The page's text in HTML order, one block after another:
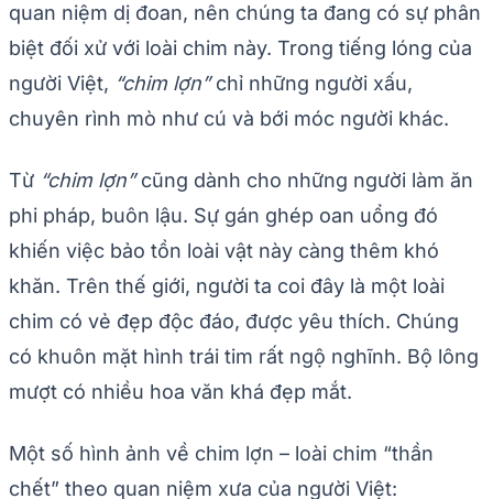
quan niệm dị đoan, nên chúng ta đang có sự phân
biệt đối xử với loài chim này. Trong tiếng lóng của
người Việt, “chim lợn”chỉ những người xấu,
chuyên rình mò như cú và bới móc người khác.
Từ “chim lợn”cũng dành cho những người làm ăn
phi pháp, buôn lậu. Sự gán ghép oan uổng đó
khiến việc bảo tồn loài vật này càng thêm khó
khăn. Trên thế giới, người ta coi đây là một loài
chim có vẻ đẹp độc đáo, được yêu thích. Chúng
có khuôn mặt hình trái tim rất ngộ nghĩnh. Bộ lông
mượt có nhiều hoa văn khá đẹp mắt.
Một số hình ảnh về chim lợn – loài chim “thần
chết” theo quan niệm xưa của người Việt: